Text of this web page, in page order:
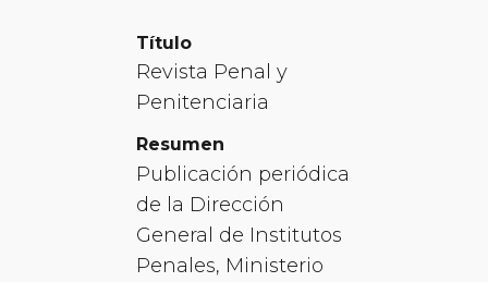
Título
Revista Penal y
Penitenciaria
Resumen
Publicación periódica
de la Dirección
General de Institutos
Penales, Ministerio